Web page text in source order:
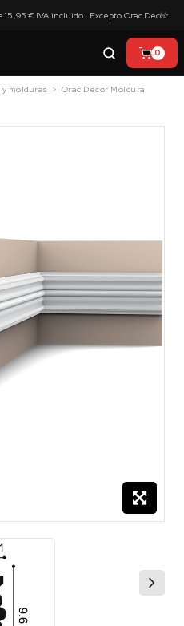
€ IVA incluido · Excepto Orac Decor
×
0
molduras
Orac Decor Moldura